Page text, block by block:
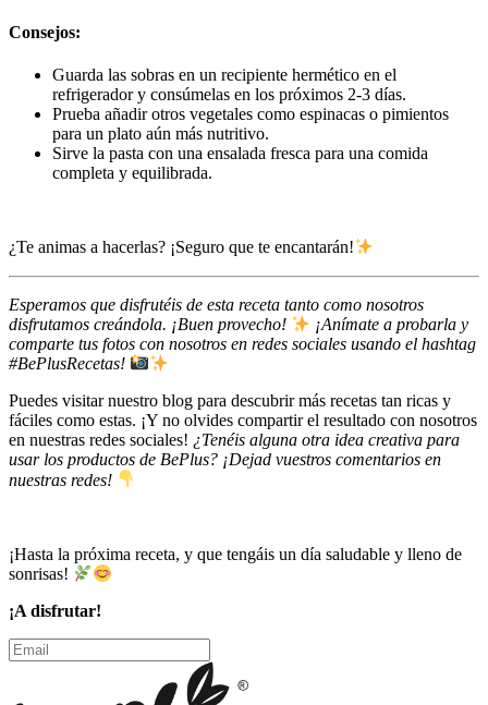
Consejos:
Guarda las sobras en un recipiente hermético en el
refrigerador y consúmelas en los próximos 2-3 días.
Prueba añadir otros vegetales como espinacas o pimientos
para un plato aún más nutritivo.
Sirve la pasta con una ensalada fresca para una comida
completa y equilibrada.
¿Te animas a hacerlas? ¡Seguro que te encantarán!
Esperamos que disfrutéis de esta receta tanto como nosotros
disfrutamos creándola. ¡Buen provecho!
¡Anímate a probarla y
comparte tus fotos con nosotros en redes sociales usando el hashtag
#BePlusRecetas!
Puedes visitar nuestro blog para descubrir más recetas tan ricas y
fáciles como estas. ¡Y no olvides compartir el resultado con nosotros
en nuestras redes sociales! ¿Tenéis alguna otra idea creativa para
usar los productos de BePlus? ¡Dejad vuestros comentarios en
nuestras redes!
¡Hasta la próxima receta, y que tengáis un día saludable y lleno de
sonrisas!
¡A disfrutar!